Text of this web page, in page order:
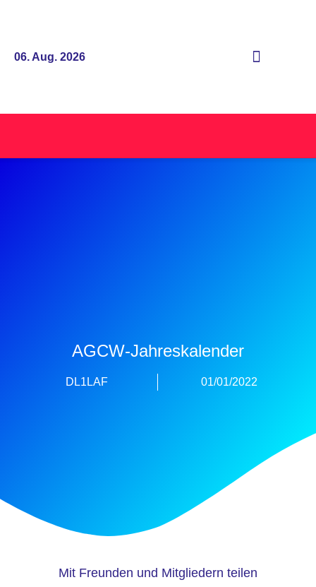
06. Aug. 2026
AGCW-Jahreskalender
DL1LAF 01/01/2022
Mit Freunden und Mitgliedern teilen